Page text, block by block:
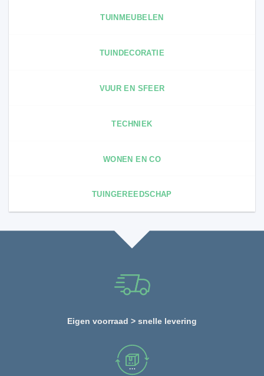
TUINMEUBELEN
TUINDECORATIE
VUUR EN SFEER
TECHNIEK
WONEN EN CO
TUINGEREEDSCHAP
Eigen voorraad > snelle levering